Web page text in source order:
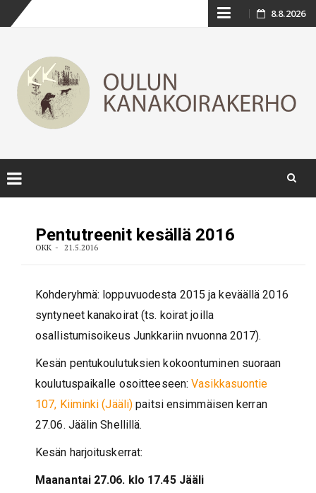
Skip 8.8.2026
Pentutreenit kesällä 2016
OKK 21.5.2016
Kohderyhmä: loppuvuodesta 2015 ja keväällä 2016
syntyneet kanakoirat (ts. koirat joilla
osallistumisoikeus Junkkariin nvuonna 2017).
Kesän pentukoulutuksien kokoontuminen suoraan
koulutuspaikalle osoitteeseen:Vasikkasuontie
107, Kiiminki (Jääli) paitsi ensimmäisen kerran
27.06. Jäälin Shellillä.
Kesän harjoituskerrat:
Maanantai 27.06. klo 17.45 Jääli